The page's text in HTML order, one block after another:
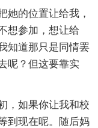
她的位置让给我，
想参加，想让给
知道那只是同情罢
呢？但这要靠实
，如果你让我和校
到现在呢。随后妈